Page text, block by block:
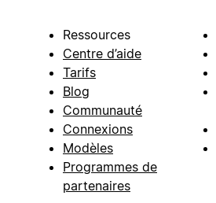
Ressources
Centre d’aide
Tarifs
Blog
Communauté
Connexions
Modèles
Programmes de
partenaires